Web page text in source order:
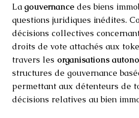
La gouvernance des biens
questions juridiques inédites.
décisions collectives
droits de vote attachés aux
travers les organisations
structures de gouvernance
permettant aux détenteurs de
décisions relatives au bien